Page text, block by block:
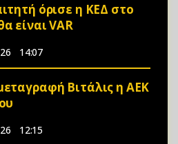
όρισε η ΚΕΔ στο
είναι VAR
14:07
Βιτάλις η ΑΕΚ
12:15